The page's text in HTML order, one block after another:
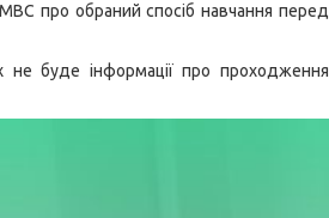
про обраний спосіб навчання перед
буде інформації про проходження